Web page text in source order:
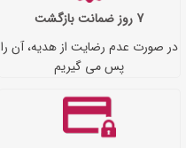
7 روز ضمانت بازگشت
در صورت عدم رضایت از هدیه، آن را
پس می گیریم